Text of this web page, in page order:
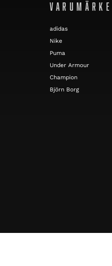
VARUMÄRKE
adidas
Nike
Puma
Under Armour
Champion
Björn Borg